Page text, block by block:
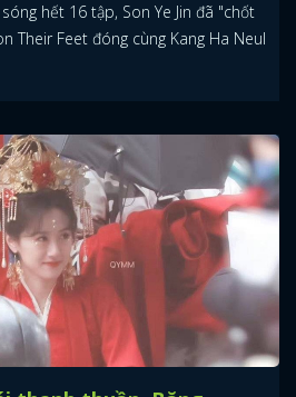
hết 16 tập, Son Ye Jin đã "chốt
Their Feet đóng cùng Kang Ha Neul